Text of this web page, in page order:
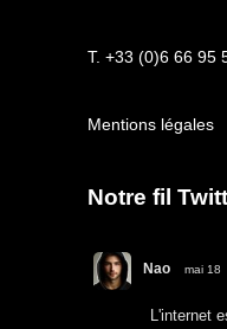
T. +33 (0)6 66 95
Mentions légales
Notre fil
Nao mai 18
L'internet